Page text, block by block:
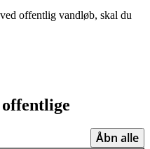
offentlig vandløb, skal du
Åbn alle